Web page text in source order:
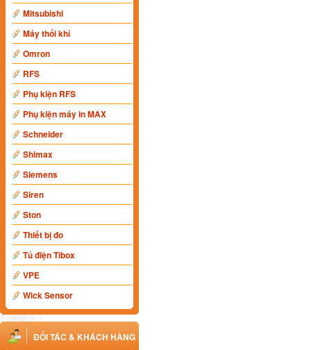
Mitsubishi
Máy thổi khí
Omron
RFS
Phụ kiện RFS
Phụ kiện máy in MAX
Schneider
Shimax
Siemens
Siren
Ston
Thiết bị đo
Tủ điện Tibox
VPE
Wick Sensor
ĐỐI TÁC & KHÁCH HÀNG